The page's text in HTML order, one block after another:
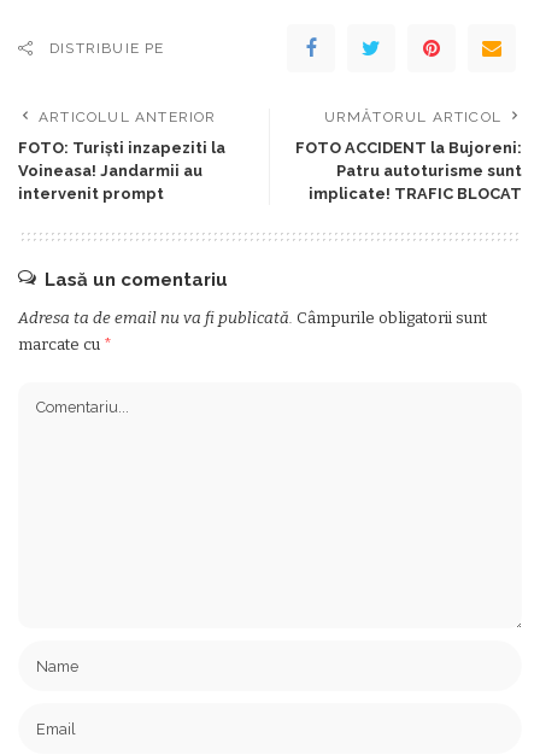
DISTRIBUIE PE
ARTICOLUL ANTERIOR
FOTO: Turiști inzapeziti la
Voineasa! Jandarmii au
intervenit prompt
URMĂTORUL ARTICOL
FOTO ACCIDENT la Bujoreni:
Patru autoturisme sunt
implicate! TRAFIC BLOCAT
Lasă un comentariu
Adresa ta de email nu va fi publicată. Câmpurile obligatorii sunt
marcate cu *